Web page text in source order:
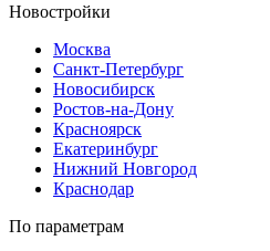
Новостройки
Москва
Санкт-Петербург
Новосибирск
Ростов-на-Дону
Красноярск
Екатеринбург
Нижний Новгород
Краснодар
По параметрам